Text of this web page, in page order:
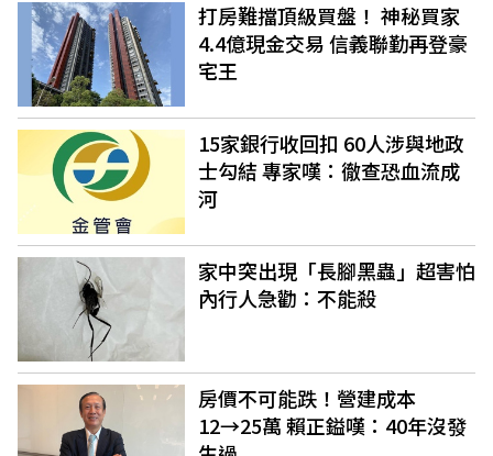
打房難擋頂級買盤！ 神秘買家
4.4億現金交易 信義聯勤再登豪
宅王
15家銀行收回扣 60人涉與地政
士勾結 專家嘆：徹查恐血流成
河
家中突出現「長腳黑蟲」超害怕
內行人急勸：不能殺
房價不可能跌！營建成本
12→25萬 賴正鎰嘆：40年沒發